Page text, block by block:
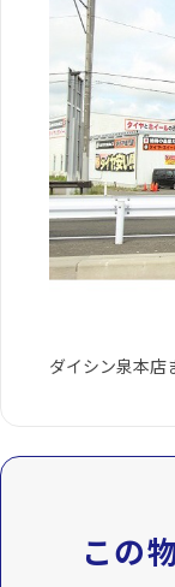
ダイシン泉本店
この